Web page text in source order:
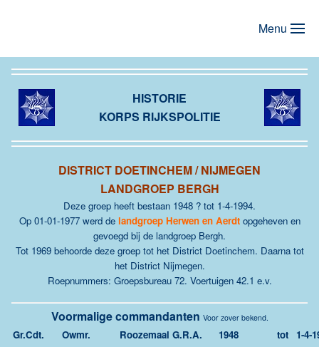
Menu
HISTORIE
KORPS RIJKSPOLITIE
DISTRICT DOETINCHEM / NIJMEGEN
LANDGROEP BERGH
Deze groep heeft bestaan 1948 ? tot 1-4-1994.
Op 01-01-1977 werd de landgroep Herwen en Aerdt opgeheven en
gevoegd bij de landgroep Bergh.
Tot 1969 behoorde deze groep tot het District Doetinchem. Daarna tot
het District Nijmegen.
Roepnummers: Groepsbureau 72. Voertuigen 42.1 e.v.
Voormalige commandanten Voor zover bekend.
Gr.Cdt. Owmr. Roozemaal G.R.A. 1948 tot
1-4-